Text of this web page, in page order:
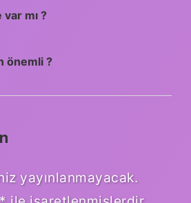
mı ?
önemli ?
yayınlanmayacak.